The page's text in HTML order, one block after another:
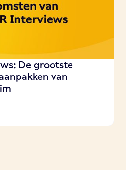
De grootste
van